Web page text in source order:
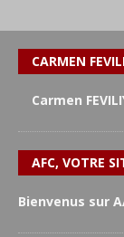
CARMEN
Carmen
AFC, VOTRE
Bienvenus sur